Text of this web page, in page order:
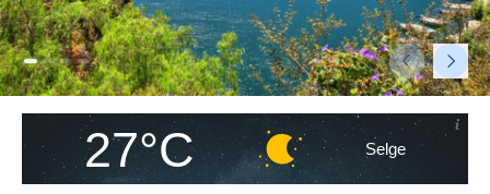
Reisitarvete e-pood
Airalo eSIM
Reisija meelespea
Kuldkaart
Platinum Club
Püsisoodustused
Boonuspunktid
Meist
Ettevõttest, kontaktid, reisikonsultandi teenus, tule
tööle, uudised...
Ettevõttest
Kontaktid
27°C Selge